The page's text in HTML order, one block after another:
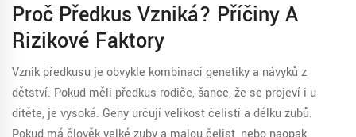
Proč Předkus Vzniká? Příčiny A
Rizikové Faktory
Vznik předkusu je obvykle kombinací genetiky a návyků z
dětství. Pokud měli předkus rodiče, šance, že se projeví i u
dítěte, je vysoká. Geny určují velikost čelistí a délku zubů.